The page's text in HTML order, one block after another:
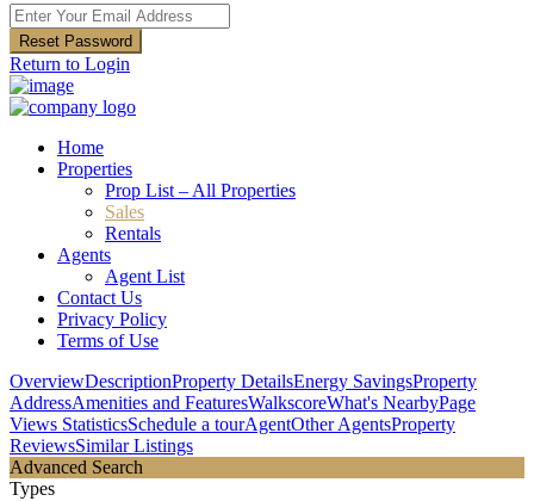
Reset Password
Return to Login
Home
Properties
Prop List – All Properties
Sales
Rentals
Agents
Agent List
Contact Us
Privacy Policy
Terms of Use
OverviewDescriptionProperty DetailsEnergy SavingsProperty
AddressAmenities and FeaturesWalkscoreWhat's NearbyPage
Views StatisticsSchedule a tourAgentOther AgentsProperty
ReviewsSimilar Listings
Advanced Search
Types